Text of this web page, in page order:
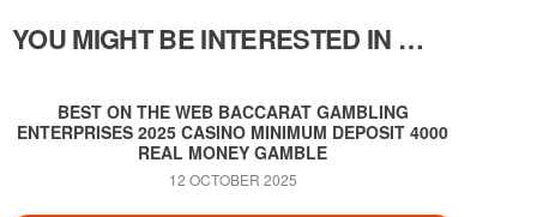
YOU MIGHT BE INTERESTED IN …
BEST ON THE WEB BACCARAT GAMBLING
ENTERPRISES 2025 CASINO MINIMUM DEPOSIT 4000
REAL MONEY GAMBLE
12 OCTOBER 2025